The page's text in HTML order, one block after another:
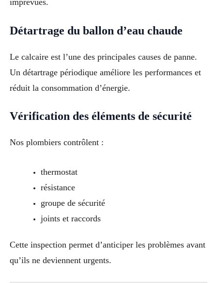
Détartrage du ballon d’eau chaude
Le calcaire est l’une des principales causes de panne.
Un détartrage périodique améliore les performances et
réduit la consommation d’énergie.
Vérification des éléments de sécurité
Nos plombiers contrôlent :
thermostat
résistance
groupe de sécurité
joints et raccords
Cette inspection permet d’anticiper les problèmes avant
qu’ils ne deviennent urgents.